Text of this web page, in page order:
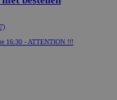
16:30 - ATTENTION !!!